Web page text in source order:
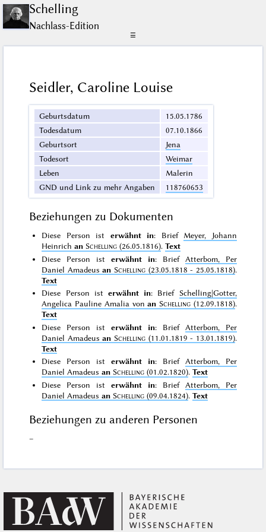
Schelling
Nachlass-Edition
☰
Seidler, Caroline Louise
Geburtsdatum
15.05.1786
Todesdatum
07.10.1866
Geburtsort
Jena
Todesort
Weimar
Leben
Malerin
GND und Link zu mehr Angaben
118760653
Beziehungen zu Dokumenten
Diese Person ist erwähnt in: Brief Meyer, Johann
Heinrichan Schelling (26.05.1816).Text
Diese Person isterwähnt in: Brief Atterbom, Per
Daniel Amadeusan Schelling (23.05.1818 - 25.05.1818).
Text
Diese Person ist erwähnt in: Brief Schelling|Gotter,
Angelica Pauline Amalia vonan Schelling (12.09.1818).
Text
Diese Person isterwähnt in: Brief Atterbom, Per
Daniel Amadeusan Schelling (11.01.1819 - 13.01.1819).
Text
Diese Person isterwähnt in: Brief Atterbom, Per
Daniel Amadeusan Schelling (01.02.1820).Text
Diese Person isterwähnt in: Brief Atterbom, Per
Daniel Amadeusan Schelling (09.04.1824).Text
Beziehungen zu anderen Personen
–